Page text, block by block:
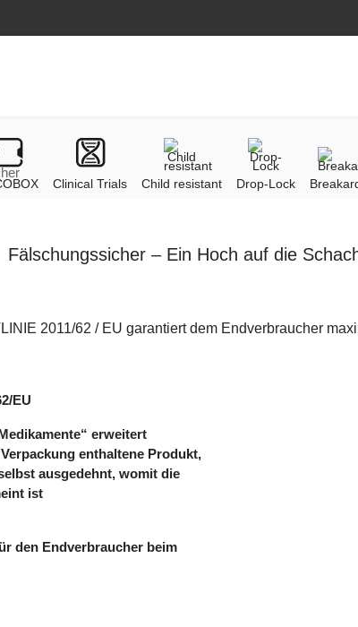
Clinical Trials Child resistant Drop-Lock
Fälschungssicher – Ein Hoch auf die
2011/62 / EU garantiert dem Endverbraucher
EU
erweitert
enthaltene Produkt,
ausgedehnt, womit die
ist
den Endverbraucher beim